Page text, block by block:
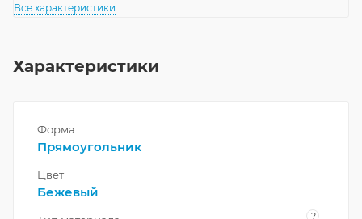
Все характеристики
Характеристики
Форма
Прямоугольник
Цвет
Бежевый
?